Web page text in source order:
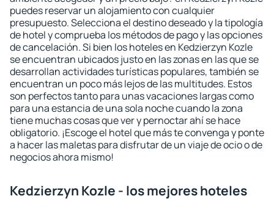
puedes reservar un alojamiento con cualquier
presupuesto. Selecciona el destino deseado y la tipología
de hotel y comprueba los métodos de pago y las opciones
de cancelación. Si bien los hoteles en Kedzierzyn Kozle
se encuentran ubicados justo en las zonas en las que se
desarrollan actividades turísticas populares, también se
encuentran un poco más lejos de las multitudes. Estos
son perfectos tanto para unas vacaciones largas como
para una estancia de una sola noche cuando la zona
tiene muchas cosas que ver y pernoctar ahí se hace
obligatorio. ¡Escoge el hotel que más te convenga y ponte
a hacer las maletas para disfrutar de un viaje de ocio o de
negocios ahora mismo!
Kedzierzyn Kozle - los mejores hoteles